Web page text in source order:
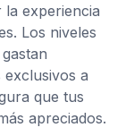
la experiencia
Los niveles
a
que tus
apreciados.